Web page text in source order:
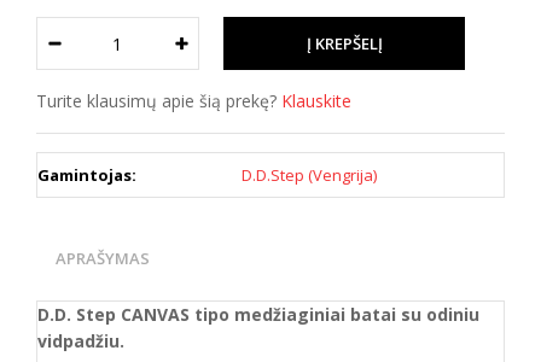
Turite klausimų apie šią prekę? Klauskite
Gamintojas: D.D.Step (Vengrija)
APRAŠYMAS
D.D. Step CANVAS tipo medžiaginiai batai su odiniu
vidpadžiu.